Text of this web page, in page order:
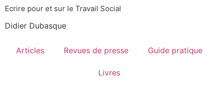
Ecrire pour et sur le Travail Social
Didier Dubasque
Articles Revues de presse Guide pratique
Livres